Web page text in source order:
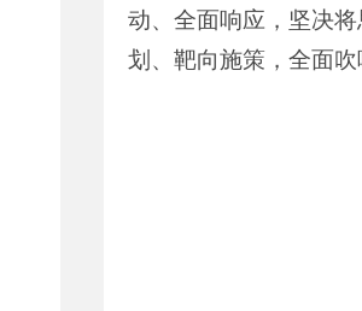
动、全面响应，坚决
划、靶向施策，全面